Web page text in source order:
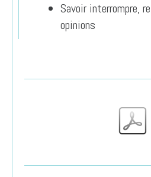
Savoir interrompre,
opinions